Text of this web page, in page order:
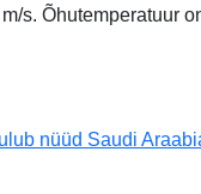
s. Õhutemperatuur